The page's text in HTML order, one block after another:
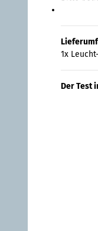
1x
Der Test